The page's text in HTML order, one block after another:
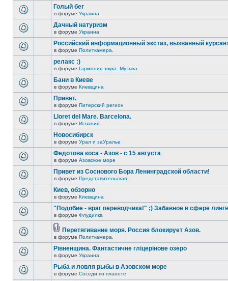
Голый бег
в форуме Украина
Дачный натуризм
в форуме Украина
Российский информационный экстаз, вызванный
в форуме Политкамера.
релакс :)
в форуме Гармония звука. Музыка.
Бани в Киеве
в форуме Киевщина
Привет.
в форуме Питерский регион
Lloret del Mare. Barcelona.
в форуме Испания
Новосибирск
в форуме Урал и заУралье
Федотова коса - Азов - с 15 августа
в форуме Азовское море
Привет из Соснового Бора Ленинградской области!
в форуме Представительская
Киев, обзорно
в форуме Киевщина
"Подобие - враг переводчика!" ;) Забавное в сфере
в форуме Флудилка
Перетягивание моря. Россия блокирует Азов.
в форуме Политкамера.
Рівненщина. Фантастичне гліцерінове озеро
в форуме Украина
Рыба и ловля рыбы в Азовском море
в форуме Соседи по планете